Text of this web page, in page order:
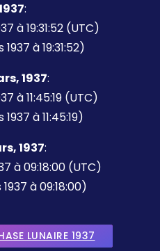
:
à 19:31:52 (UTC)
à 19:31:52)
1937:
à 11:45:19 (UTC)
à 11:45:19)
1937:
à 09:18:00 (UTC)
à 09:18:00)
LUNAIRE 1937